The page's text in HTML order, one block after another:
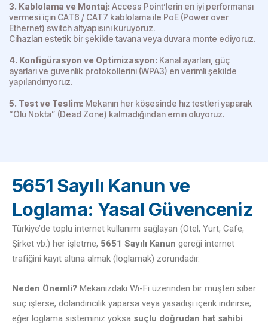
3. Kablolama ve Montaj: Access Point’lerin en iyi performansı
vermesi için CAT6 / CAT7 kablolama ile PoE (Power over
Ethernet) switch altyapısını kuruyoruz.
Cihazları estetik bir şekilde tavana veya duvara monte ediyoruz.
4. Konfigürasyon ve Optimizasyon: Kanal ayarları, güç
ayarları ve güvenlik protokollerini (WPA3) en verimli şekilde
yapılandırıyoruz.
5. Test ve Teslim: Mekanın her köşesinde hız testleri yaparak
“Ölü Nokta” (Dead Zone) kalmadığından emin oluyoruz.
5651 Sayılı Kanun ve
Loglama: Yasal Güvenceniz
Türkiye’de toplu internet kullanımı sağlayan (Otel, Yurt, Cafe,
Şirket vb.) her işletme, 5651 Sayılı Kanun gereği internet
trafiğini kayıt altına almak (loglamak) zorundadır.
Neden Önemli? Mekanızdaki Wi-Fi üzerinden bir müşteri siber
suç işlerse, dolandırıcılık yaparsa veya yasadışı içerik indirirse;
eğer loglama sisteminiz yoksa suçlu doğrudan hat sahibi